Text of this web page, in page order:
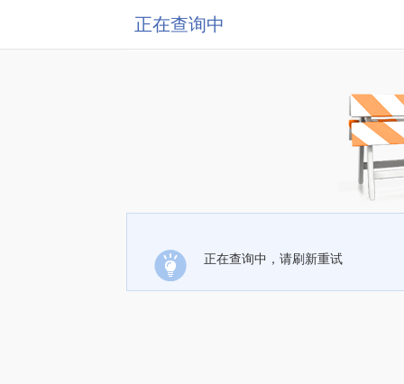
正在查询中
正在查询中，请刷新重试